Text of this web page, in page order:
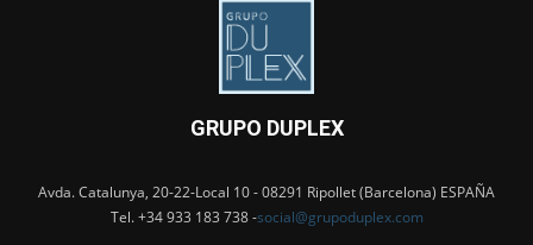
GRUPO DUPLEX
Avda. Catalunya, 20-22-Local 10 - 08291 Ripollet (Barcelona) ESPAÑA
Tel. +34 933 183 738 -social@grupoduplex.com